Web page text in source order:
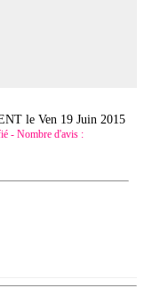
leVen 19 Juin 2015
- Nombre d'avis :